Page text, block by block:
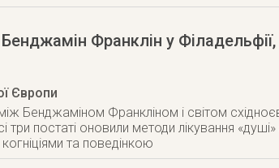
Франклін у Філадельфії,
Європи
Бенджаміном Франкліном і світом
три постаті оновили методи лікування
та поведінкою